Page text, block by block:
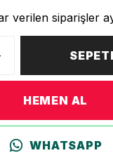
verilen siparişler
HEMEN AL
WHATSAPP